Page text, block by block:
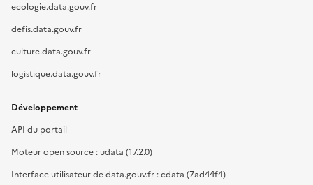
ecologie.data.gouv.fr
defis.data.gouv.fr
culture.data.gouv.fr
logistique.data.gouv.fr
Développement
API du portail
Moteur open source : udata (17.2.0)
Interface utilisateur de data.gouv.fr : cdata (7ad44f4)